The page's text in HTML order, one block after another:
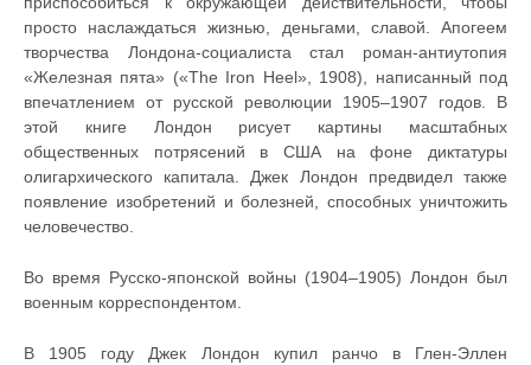
просто наслаждаться жизнью, деньгами, славой. Апогеем
творчества Лондона-социалиста стал роман-антиутопия
«Железная пята» («The Iron Heel», 1908), написанный под
впечатлением от русской революции 1905–1907 годов. В
этой книге Лондон рисует картины масштабных
общественных потрясений в США на фоне диктатуры
олигархического капитала. Джек Лондон предвидел также
появление изобретений и болезней, способных уничтожить
человечество.
Во время Русско-японской войны (1904–1905) Лондон был
военным корреспондентом.
В 1905 году Джек Лондон купил ранчо в Глен-Эллен